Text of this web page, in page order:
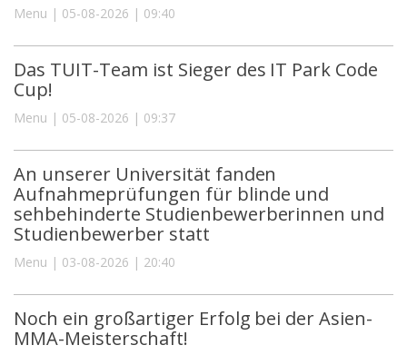
Menu | 05-08-2026 | 09:40
Das TUIT-Team ist Sieger des IT Park Code
Cup!
Menu | 05-08-2026 | 09:37
An unserer Universität fanden
Aufnahmeprüfungen für blinde und
sehbehinderte Studienbewerberinnen und
Studienbewerber statt
Menu | 03-08-2026 | 20:40
Noch ein großartiger Erfolg bei der Asien-
MMA-Meisterschaft!